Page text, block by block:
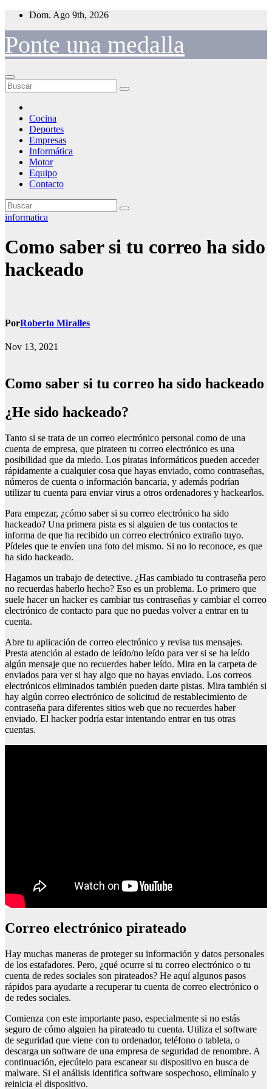
Saltar
contenido
Dom. Ago 9th, 2026
Ponte una medalla
Cocina
Deportes
Empresas
Informática
Motor
Equipo
Contacto
informatica
Como saber si tu correo ha sido
hackeado
PorRoberto Miralles
Nov 13, 2021
Como saber si tu correo ha sido hackeado
¿he sido hackeado?
Tanto si se trata de un correo electrónico personal como de una
cuenta de empresa, que pirateen tu correo electrónico es una
posibilidad que da miedo. Los piratas informáticos pueden acceder
rápidamente a cualquier cosa que hayas enviado, como contraseñas,
números de cuenta o información bancaria, y además podrían
utilizar tu cuenta para enviar virus a otros ordenadores y hackearlos.
Para empezar, ¿cómo saber si su correo electrónico ha sido
hackeado? Una primera pista es si alguien de tus contactos te
informa de que ha recibido un correo electrónico extraño tuyo.
Pídeles que te envíen una foto del mismo. Si no lo reconoce, es que
ha sido hackeado.
Hagamos un trabajo de detective. ¿Has cambiado tu contraseña pero
no recuerdas haberlo hecho? Eso es un problema. Lo primero que
suele hacer un hacker es cambiar tus contraseñas y cambiar el correo
electrónico de contacto para que no puedas volver a entrar en tu
cuenta.
Abre tu aplicación de correo electrónico y revisa tus mensajes.
Presta atención al estado de leído/no leído para ver si se ha leído
algún mensaje que no recuerdes haber leído. Mira en la carpeta de
enviados para ver si hay algo que no hayas enviado. Los correos
electrónicos eliminados también pueden darte pistas. Mira también si
hay algún correo electrónico de solicitud de restablecimiento de
contraseña para diferentes sitios web que no recuerdes haber
enviado. El hacker podría estar intentando entrar en tus otras
cuentas.
Correo electrónico pirateado
Hay muchas maneras de proteger su información y datos personales
de los estafadores. Pero, ¿qué ocurre si tu correo electrónico o tu
cuenta de redes sociales son pirateados? He aquí algunos pasos
rápidos para ayudarte a recuperar tu cuenta de correo electrónico o
de redes sociales.
Comienza con este importante paso, especialmente si no estás
seguro de cómo alguien ha pirateado tu cuenta. Utiliza el software
de seguridad que viene con tu ordenador, teléfono o tableta, o
descarga un software de una empresa de seguridad de renombre. A
continuación, ejecútelo para escanear su dispositivo en busca de
malware. Si el análisis identifica software sospechoso, elimínalo y
reinicia el dispositivo.